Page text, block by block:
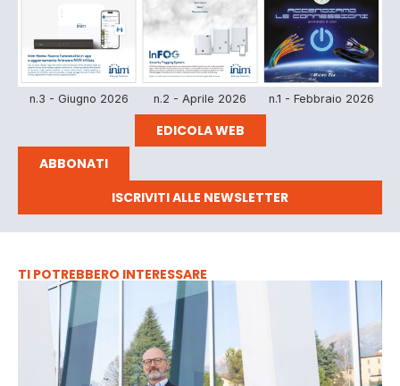
n.3 - Giugno 2026 n.2 - Aprile 2026 n.1 - Febbraio 2026
EDICOLA WEB
ABBONATI
ISCRIVITI ALLE NEWSLETTER
TI POTREBBERO INTERESSARE